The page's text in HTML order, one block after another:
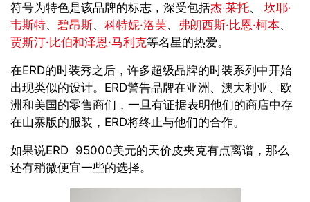
符号为特色是该品牌的标志，深受包括杰·莱托、 坎耶·
韦斯特、 碧昂斯、 科特妮·洛芙、 弗朗西斯·比恩·柯本、
贾斯汀·比伯和泽恩·马利克等名星的热爱。
在ERD的时装秀之后，许多超级品牌的时装系列中开始
出现类似的设计。ERD警告品牌在亚洲、澳大利亚、欧
洲和美国的零售商们，一旦有证据表明他们的商店中存
在山寨版的服装，ERD将终止与他们的合作。
如果说ERD 95000美元的天价皮夹克有点离谱，那么
还有稍微便宜一些的选择。